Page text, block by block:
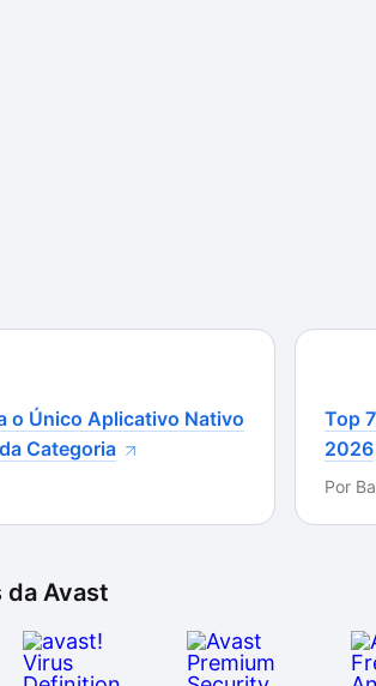
o Único Aplicativo Nativo
Categoria
Top
2026
Por
da Avast